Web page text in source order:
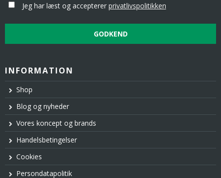
Jeg har læst og accepterer privatlivspolitikken
GODKEND
INFORMATION
Shop
Blog og nyheder
Vores koncept og brands
Handelsbetingelser
Cookies
Persondatapolitik